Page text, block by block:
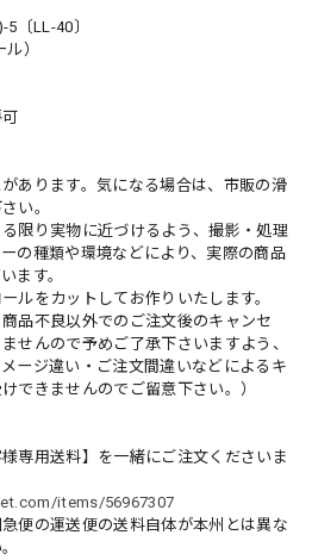
〔LL-40〕
）
あります。気になる場合は、市販の滑
い。
限り実物に近づけるよう、撮影・処理
の種類や環境などにより、実際の商品
ます。
ルをカットしてお作りいたします。
品不良以外でのご注文後のキャンセ
せんので予めご了承下さいますよう、
ージ違い・ご注文間違いなどによるキ
できませんのでご留意下さい。）
専用送料】を一緒にご注文くださいま
items/56967307
便の運送便の送料自体が本州とは異な